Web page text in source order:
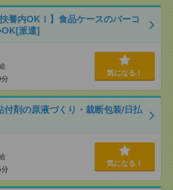
養内OK！】食品ケースのバーコ
OK[派遣]
気になる！
付剤の原液づくり・裁断包装/日払
気になる！